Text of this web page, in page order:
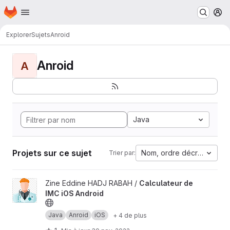
Passer au contenu principal
Page d'accueil
ExplorerSujetsAnroid
A Anroid
Java
Projets sur ce sujet Trier par: Nom, ordre décroissant
Afficher le projet Calculateur de IMC iOS Android
Zine Eddine HADJ RABAH / Calculateur de
IMC iOS Android
Java Anroid iOS + 4 de plus